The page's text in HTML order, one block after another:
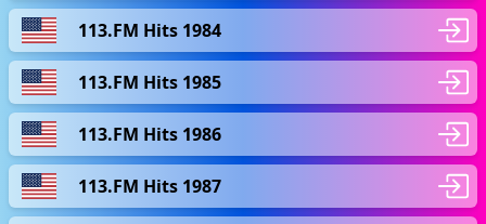
113.FM Hits 1984
113.FM Hits 1985
113.FM Hits 1986
113.FM Hits 1987